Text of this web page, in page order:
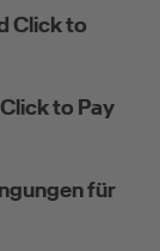
Click to
to Pay
für